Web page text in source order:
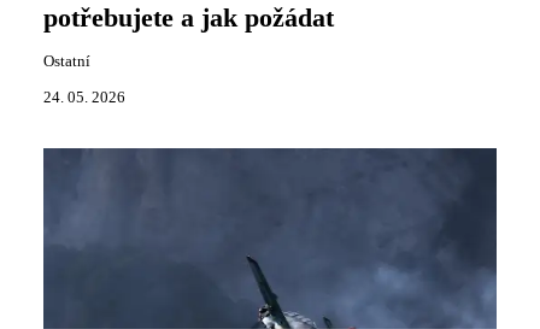
potřebujete a jak požádat
Ostatní
24. 05. 2026